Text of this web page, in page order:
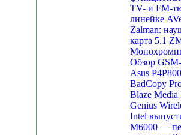
TV- и FM-
линейке
Zalman:
карта 5.1
Обзор
Asus
BadCopy
Blaze Media
Genius
Intel
M6000 —